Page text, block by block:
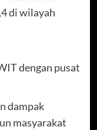
di wilayah
dengan pusat
dampak
masyarakat